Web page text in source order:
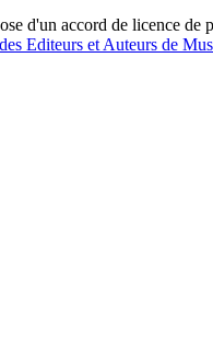
d'un accord de licence de
Editeurs et Auteurs de